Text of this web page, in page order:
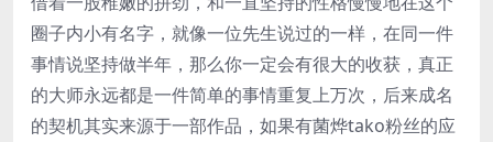
圈子内小有名字，就像一位先生说过的一样，在同一件
事情说坚持做半年，那么你一定会有很大的收获，真正
的大师永远都是一件简单的事情重复上万次，后来成名
的契机其实来源于一部作品，如果有菌烨tako粉丝的应